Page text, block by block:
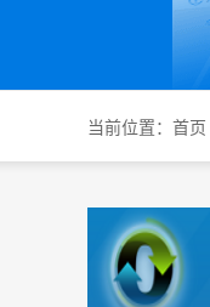
当前位置： 首页